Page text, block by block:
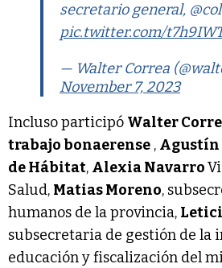
secretario general,
pic.twitter.com/
— Walter Correa
November 7, 2023
Incluso participó Walter
trabajo bonaerense ,
de Hábitat, Alexia Navarro
Salud, Matias Moreno,
humanos de la provincia,
subsecretaria de gestión de la
educación y fiscalización del